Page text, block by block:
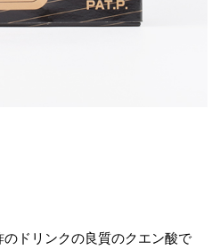
ドリンクの良質のクエン酸で